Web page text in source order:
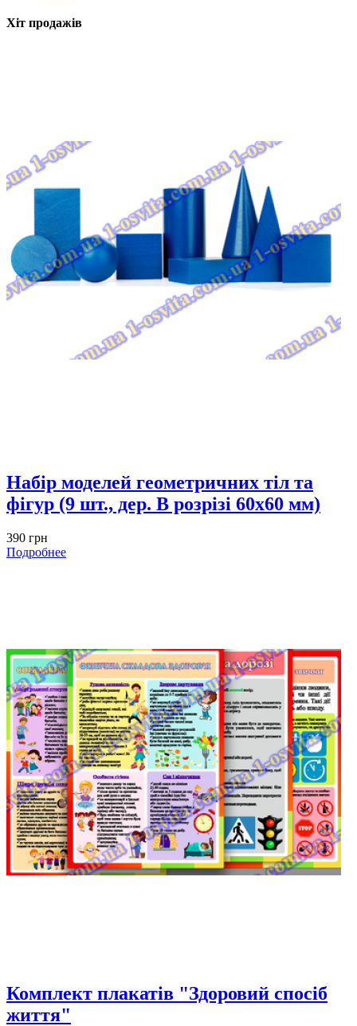
Хіт продажів
Набір моделей геометричних тіл та
фігур (9 шт., дер. В розрізі 60х60 мм)
390 грн
Подробнее
Комплект плакатів "Здоровий спосіб
життя"